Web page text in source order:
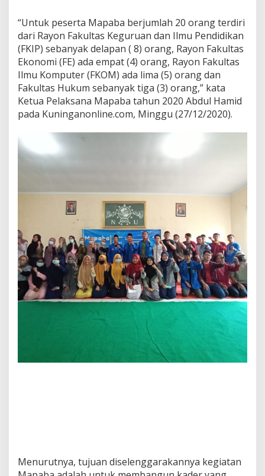
“Untuk peserta Mapaba berjumlah 20 orang terdiri
dari Rayon Fakultas Keguruan dan Ilmu Pendidikan
(FKIP) sebanyak delapan ( 8) orang, Rayon Fakultas
Ekonomi (FE) ada empat (4) orang, Rayon Fakultas
Ilmu Komputer (FKOM) ada lima (5) orang dan
Fakultas Hukum sebanyak tiga (3) orang,” kata
Ketua Pelaksana Mapaba tahun 2020 Abdul Hamid
pada Kuninganonline.com, Minggu (27/12/2020).
Menurutnya, tujuan diselenggarakannya kegiatan